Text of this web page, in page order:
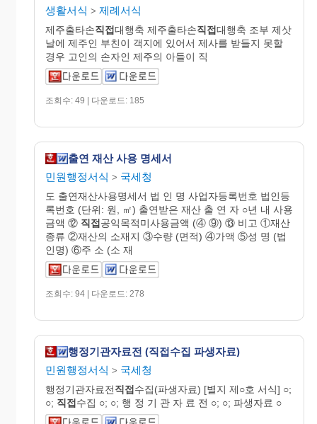
생활서식 > 제례서식
제주출타손직접대행축 제주출타손직접대행축 조부 제삿
날에 제주인 부친이 객지에 있어서 제사를 받들지 못할
경우 고인의 손자인 제주의 아들이 직
조회수: 49 | 다운로드: 185
출연 재산 사용 명세서
민원행정서식 > 국세청
도 출연재산사용명세서 법 인 명 사업자등록번호 법인등
록번호 (단위: 원, ㎡) 출연받은 재산 출 연 자 ○년 내 사용
금액 ⑫ 직접공익목적미사용금액 (④ ⑨) ⑬ 비고 ①재산
종류 ②재산의 소재지 ③수량 (면적) ④가액 ⑤성 명 (법
인명) ⑥주 소 (소 재
조회수: 94 | 다운로드: 278
행정기관자료전 (직접수집 파생자료)
민원행정서식 > 국세청
행정기관자료전직접수집(파생자료) [별지 제○호 서식] ○;
○; 직접수집 ○; ○; 행 정 기 관 자 료 전 ○; ○; 파생자료 ○